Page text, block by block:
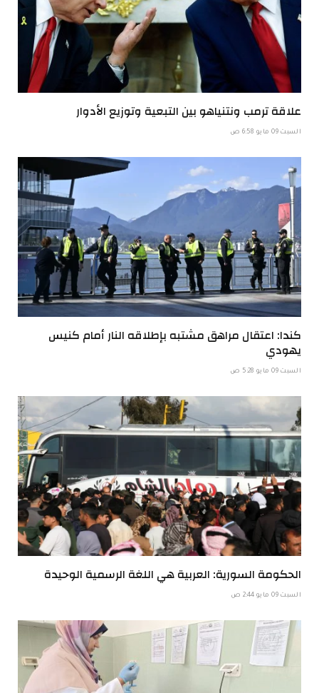
علاقة ترمب ونتنياهو بين التبعية وتوزيع الأدوار
السبت 09 مايو 6:58 ص
كندا: اعتقال مراهق مشتبه بإطلاقه النار أمام كنيس
يهودي
السبت 09 مايو 5:28 ص
الحكومة السورية: العربية هي اللغة الرسمية الوحيدة
السبت 09 مايو 2:44 ص